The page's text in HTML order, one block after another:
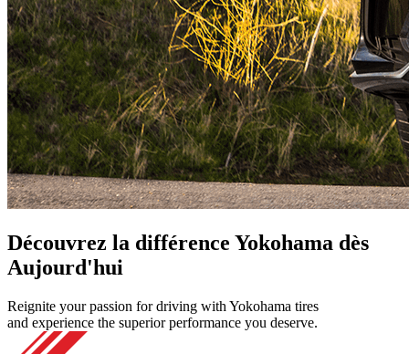
Découvrez la différence Yokohama dès
Aujourd'hui
Reignite your passion for driving with Yokohama tires
and experience the superior performance you deserve.